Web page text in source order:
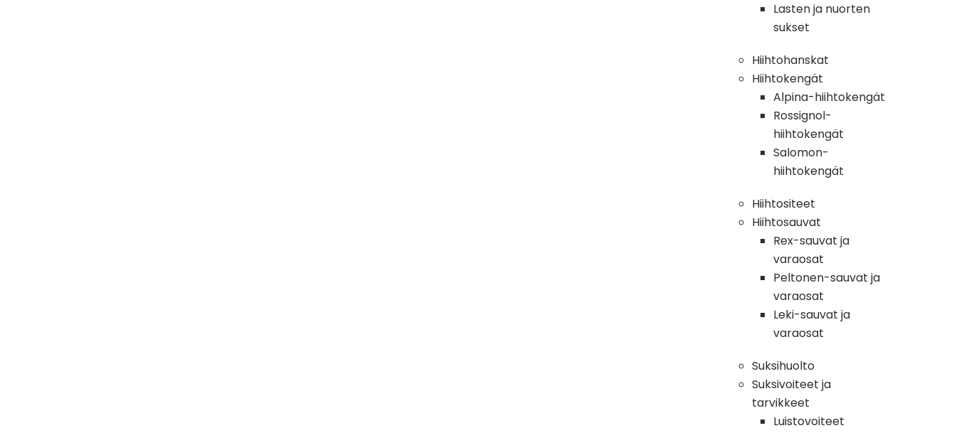
Lasten ja nuorten
sukset
Hiihtohanskat
Hiihtokengät
Alpina-hiihtokengät
Rossignol-
hiihtokengät
Salomon-
hiihtokengät
Hiihtositeet
Hiihtosauvat
Rex-sauvat ja
varaosat
Peltonen-sauvat ja
varaosat
Leki-sauvat ja
varaosat
Suksihuolto
Suksivoiteet ja
tarvikkeet
Luistovoiteet